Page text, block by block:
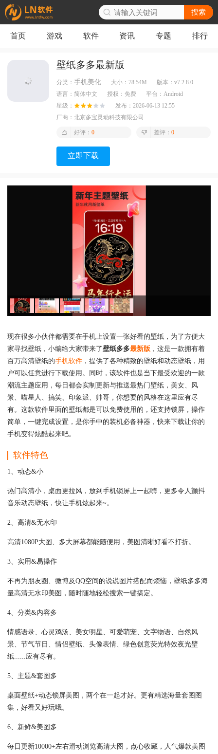
搜索
首页 游戏 软件 资讯 专题 排行
壁纸多多最新版
分类： 手机美化 大小： 78.54M 版本： v7.2.8.0
语言： 简体中文 授权： 免费 平台： Android
星级：
发布： 2026-06-13 12:55
厂商： 北京多宝灵动科技有限公司
好评： 0 差评： 0
立即下载
现在很多小伙伴都需要在手机上设置一张好看的壁纸，为了方便大
家寻找壁纸，小编给大家带来了壁纸多多最新版 ，这是一款拥有着
百万高清壁纸的手机软件 ，提供了各种精致的壁纸和动态壁纸，用
户可以任意进行下载使用。同时，该软件也是当下最受欢迎的一款
潮流主题应用，每日都会实制更新与推送最热门壁纸，美女、风
景、喵星人、搞笑、印象派、帅哥，你想要的风格在这里应有尽
有。这款软件里面的壁纸都是可以免费使用的，还支持锁屏，操作
简单，一键完成设置，是你手中的装机必备神器，快来下载让你的
手机变得炫酷起来吧。
软件特色
1、动态&小
热门高清小，桌面更拉风，放到手机锁屏上一起嗨，更多令人颤抖
音乐动态壁纸，快让手机炫起来~。
2、高清&无水印
高清1080P大图、多大屏幕都能随便用，美图清晰好看不打折。
3、实用&易操作
不再为朋友圈、微博及QQ空间的说说图片搭配而烦恼，壁纸多多海
量高清无水印美图，随时随地轻松搜索一键搞定。
4、分类&内容多
情感语录、心灵鸡汤、美女明星、可爱萌宠、文字物语、自然风
景、节气节日、情侣壁纸、头像表情、绿色创意荧光特效夜光壁
纸......应有尽有。
5、主题&套图多
桌面壁纸+动态锁屏美图，两个在一起才好。更有精选海量套图图
集，好看又好玩哦。
6、新鲜&美图多
每日更新10000+左右滑动浏览高清大图，点心收藏，人气爆款美图